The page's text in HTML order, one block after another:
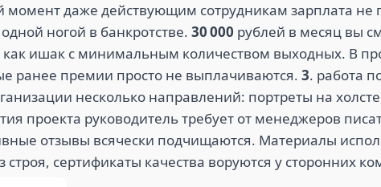
даже действующим сотрудникам зарплата не
ногой в банкротстве. 30 000 рублей в месяц вы
как ишак с минимальным количеством выходных. В
ранее премии просто не выплачиваются. 3. работа
несколько направлений: портреты на
проекта руководитель требует от менеджеров
отзывы всячески подчищаются. Материалы
строя, сертификаты качества воруются у сторонних